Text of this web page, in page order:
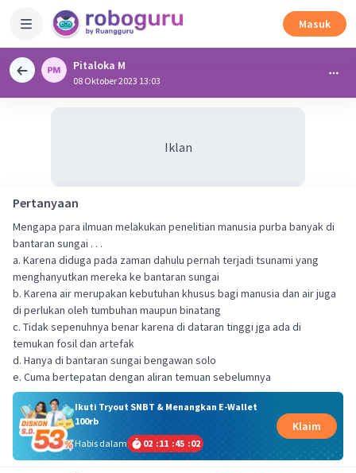
Masuk
Pitaloka M
08 Oktober 2023 13:03
Iklan
Pertanyaan
Mengapa para ilmuan melakukan penelitian manusia purba banyak di
bantaran sungai . . .
a. Karena diduga pada zaman dahulu pernah terjadi tsunami yang
menghanyutkan mereka ke bantaran sungai
b. Karena air merupakan kebutuhan khusus bagi manusia dan air juga
di perlukan oleh tumbuhan maupun binatang
c. Tidak sepenuhnya benar karena di dataran tinggi jga ada di
temukan fosil dan artefak
d. Hanya di bantaran sungai bengawan solo
e. Cuma bertepatan dengan aliran temuan sebelumnya
Ikuti Tryout SNBT & Menangkan E-Wallet
100rb
Habis dalam
02 :11 :45 :02
Klaim